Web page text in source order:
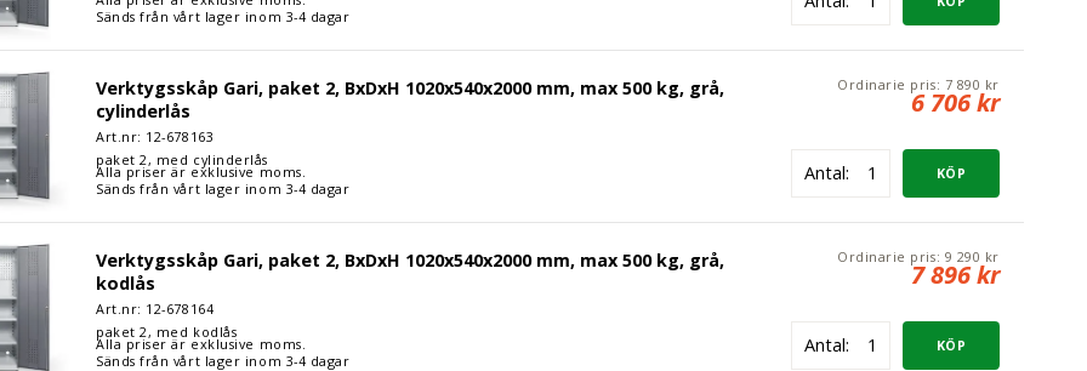
Sänds från vårt lager inom 3-4 dagar
Gari, paket 2, BxDxH 1020x540x2000 mm, max 500 kg, grå, cylinderlås
Verktygsskåp Gari, paket 2, BxDxH 1020x540x2000 mm, max 500 kg, grå,
cylinderlås
Art.nr: 12-678163
paket 2, med cylinderlås
Alla priser är exklusive moms.
Sänds från vårt lager inom 3-4 dagar
Ordinarie pris: 7 890 kr
6 706 kr
Antal:
Gari, paket 2, BxDxH 1020x540x2000 mm, max 500 kg, grå, kodlås
Verktygsskåp Gari, paket 2, BxDxH 1020x540x2000 mm, max 500 kg, grå,
kodlås
Art.nr: 12-678164
paket 2, med kodlås
Alla priser är exklusive moms.
Sänds från vårt lager inom 3-4 dagar
Ordinarie pris: 9 290 kr
7 896 kr
Antal: